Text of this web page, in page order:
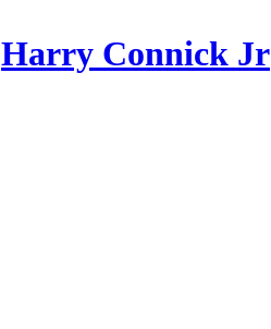
Harry Connick Jr